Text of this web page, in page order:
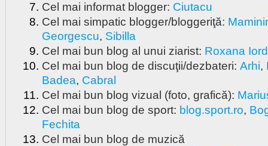
Cel mai informat blogger: Ciutacu
Cel mai simpatic blogger/bloggeriţă:
Georgescu, Sibilla
Cel mai bun blog al unui ziarist: Roxana
Cel mai bun blog de discuţii/dezbateri: Arhi,
Badea, Cabral
Cel mai bun blog vizual (foto, grafică):
Cel mai bun blog de sport: blog.sport.ro,
Fechita
Cel mai bun blog de muzică